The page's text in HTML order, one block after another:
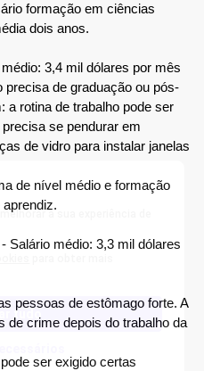
formação em ciências
dois anos.
3,4 mil dólares por mês
precisa de graduação ou pós-
a rotina de trabalho pode ser
se pendurar em
de vidro para instalar janelas
de nível médio e formação
Salário médio: 3,3 mil dólares
pessoas de estômago forte. A
de crime depois do trabalho da
ser exigido certas
a sua experiência de
tudo